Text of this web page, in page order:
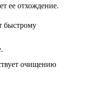
ее отхождение.
быстрому
очищению